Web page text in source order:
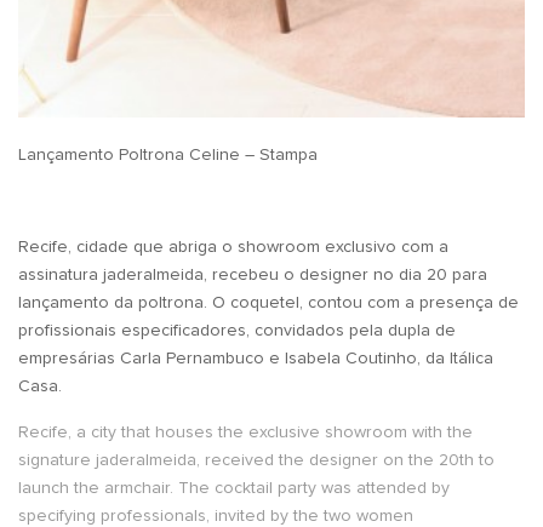
Lançamento Poltrona Celine – Stampa
Recife, cidade que abriga o showroom exclusivo com a
assinatura jaderalmeida, recebeu o designer no dia 20 para
lançamento da poltrona. O coquetel, contou com a presença de
profissionais especificadores, convidados pela dupla de
empresárias Carla Pernambuco e Isabela Coutinho, da Itálica
Casa.
Recife, a city that houses the exclusive showroom with the
signature jaderalmeida, received the designer on the 20th to
launch the armchair. The cocktail party was attended by
specifying professionals, invited by the two women